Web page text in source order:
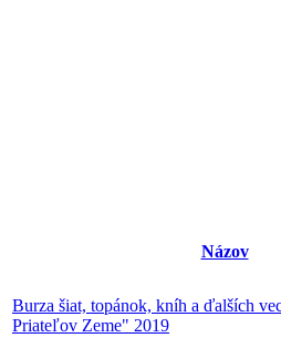
Názov
Burza šiat, topánok, kníh a ďalších
Priateľov Zeme" 2019